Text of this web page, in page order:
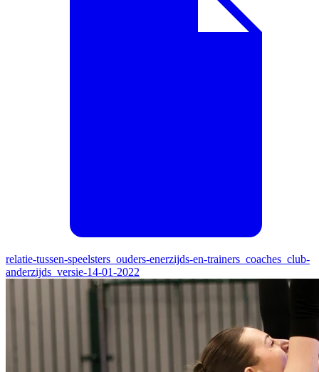
relatie-tussen-speelsters_ouders-enerzijds-en-trainers_coaches_club-
anderzijds_versie-14-01-2022